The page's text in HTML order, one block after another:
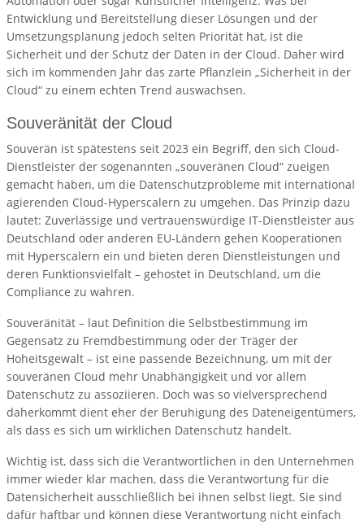
Entwicklung und Bereitstellung dieser Lösungen und der
Umsetzungsplanung jedoch selten Priorität hat, ist die
Sicherheit und der Schutz der Daten in der Cloud. Daher wird
sich im kommenden Jahr das zarte Pflanzlein „Sicherheit in der
Cloud“ zu einem echten Trend auswachsen.
Souveränität der Cloud
Souverän ist spätestens seit 2023 ein Begriff, den sich Cloud-
Dienstleister der sogenannten „souveränen Cloud“ zueigen
gemacht haben, um die Datenschutzprobleme mit international
agierenden Cloud-Hyperscalern zu umgehen. Das Prinzip dazu
lautet: Zuverlässige und vertrauenswürdige IT-Dienstleister aus
Deutschland oder anderen EU-Ländern gehen Kooperationen
mit Hyperscalern ein und bieten deren Dienstleistungen und
deren Funktionsvielfalt – gehostet in Deutschland, um die
Compliance zu wahren.
Souveränität – laut Definition die Selbstbestimmung im
Gegensatz zu Fremdbestimmung oder der Träger der
Hoheitsgewalt – ist eine passende Bezeichnung, um mit der
souveränen Cloud mehr Unabhängigkeit und vor allem
Datenschutz zu assoziieren. Doch was so vielversprechend
daherkommt dient eher der Beruhigung des Dateneigentümers,
als dass es sich um wirklichen Datenschutz handelt.
Wichtig ist, dass sich die Verantwortlichen in den Unternehmen
immer wieder klar machen, dass die Verantwortung für die
Datensicherheit ausschließlich bei ihnen selbst liegt. Sie sind
dafür haftbar und können diese Verantwortung nicht einfach